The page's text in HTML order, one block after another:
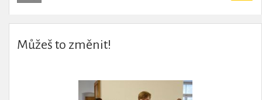
Můžeš to změnit!